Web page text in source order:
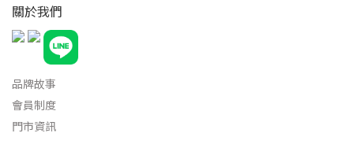
關於我們
品牌故事
會員制度
門市資訊